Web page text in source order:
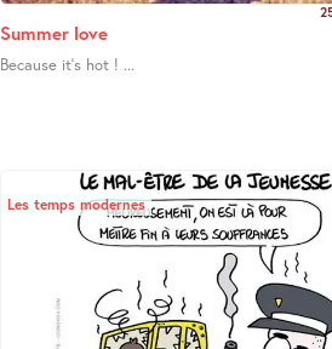
Summer love
Because it’s hot ! ...
Les temps modernes